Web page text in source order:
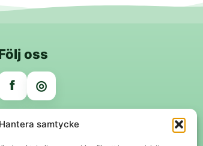
Hantera samtycke
oss
f ◎
Trygga betalningar